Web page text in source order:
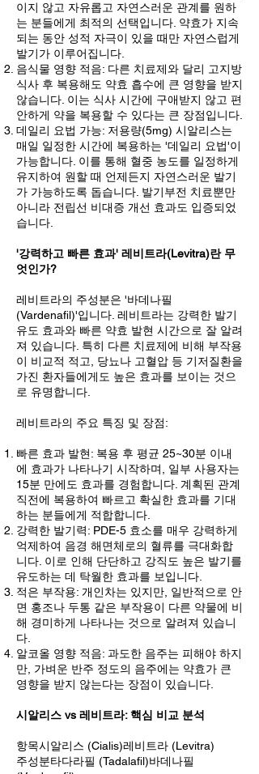
이지 않고 자유롭고 자연스러운 관계를 원하
는 분들에게 최적의 선택입니다. 약효가 지속
되는 동안 성적 자극이 있을 때만 자연스럽게
발기가 이루어집니다.
음식물 영향 적음: 다른 치료제와 달리 고지방
식사 후 복용해도 약효 흡수에 큰 영향을 받지
않습니다. 이는 식사 시간에 구애받지 않고 편
안하게 약을 복용할 수 있다는 큰 장점입니다.
데일리 요법 가능: 저용량(5mg) 시알리스는
매일 일정한 시간에 복용하는 '데일리 요법'이
가능합니다. 이를 통해 혈중 농도를 일정하게
유지하여 원할 때 언제든지 자연스러운 발기
가 가능하도록 돕습니다. 발기부전 치료뿐만
아니라 전립선 비대증 개선 효과도 입증되었
습니다.
'강력하고 빠른 효과' 레비트라(Levitra)란 무
엇인가?
레비트라의 주성분은 '바데나필
(Vardenafil)'입니다. 레비트라는 강력한 발기
유도 효과와 빠른 약효 발현 시간으로 잘 알려
져 있습니다. 특히 다른 치료제에 비해 부작용
이 비교적 적고, 당뇨나 고혈압 등 기저질환을
가진 환자들에게도 높은 효과를 보이는 것으
로 유명합니다.
레비트라의 주요 특징 및 장점:
빠른 효과 발현: 복용 후 평균 25~30분 이내
에 효과가 나타나기 시작하며, 일부 사용자는
15분 만에도 효과를 경험합니다. 계획된 관계
직전에 복용하여 빠르고 확실한 효과를 기대
하는 분들에게 적합합니다.
강력한 발기력: PDE-5 효소를 매우 강력하게
억제하여 음경 해면체로의 혈류를 극대화합
니다. 이로 인해 단단하고 강직도 높은 발기를
유도하는 데 탁월한 효과를 보입니다.
적은 부작용: 개인차는 있지만, 일반적으로 안
면 홍조나 두통 같은 부작용이 다른 약물에 비
해 경미하게 나타나는 것으로 알려져 있습니
다.
알코올 영향 적음: 과도한 음주는 피해야 하지
만, 가벼운 반주 정도의 음주에는 약효가 큰
영향을 받지 않는다는 장점이 있습니다.
시알리스 vs 레비트라: 핵심 비교 분석
항목시알리스 (Cialis)레비트라 (Levitra)
주성분타다라필 (Tadalafil)바데나필